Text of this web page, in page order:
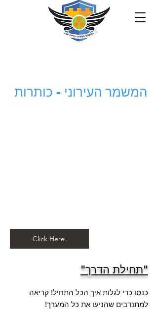
המשמר העירוני - כותרות
Click Here
"תחילת הדרך"
כנסו כדי לגלות איך הכל התחיל! קריאה
למתנדבים שהניעו את כל המערך!